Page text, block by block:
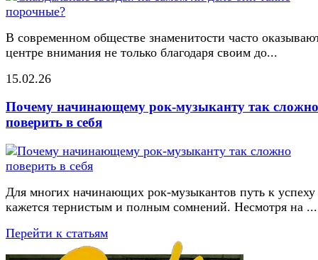
В современном обществе знаменитости часто
центре внимания не только благодаря своим до...
15.02.26
Почему начинающему рок-музыканту так сложно
поверить в себя
Для многих начинающих рок-музыкантов путь к успеху
кажется тернистым и полным сомнений. Несмотря на ...
Перейти к статьям